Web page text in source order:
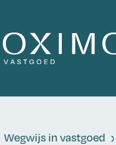
Wegwijs in vastgoed